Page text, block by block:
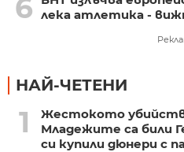
6 лека атлетика -
НАЙ-ЧЕТЕНИ
1
Жестокото
Младежите са били
си купили дюнери с